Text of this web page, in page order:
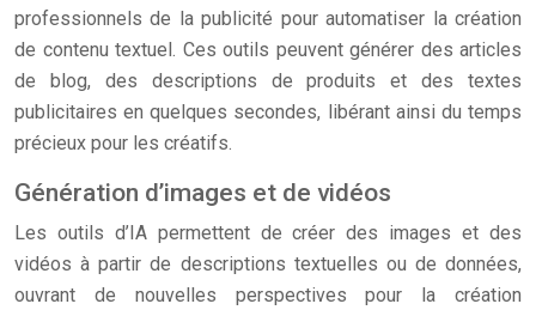
professionnels de la publicité pour automatiser la création
de contenu textuel. Ces outils peuvent générer des articles
de blog, des descriptions de produits et des textes
publicitaires en quelques secondes, libérant ainsi du temps
précieux pour les créatifs.
Génération d’images et de vidéos
Les outils d’IA permettent de créer des images et des
vidéos à partir de descriptions textuelles ou de données,
ouvrant de nouvelles perspectives pour la création